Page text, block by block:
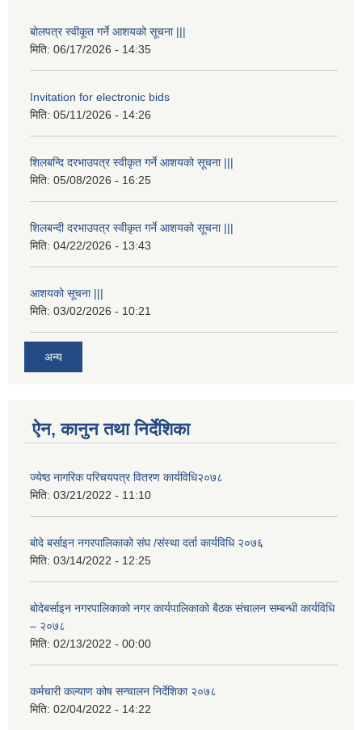
बोलपत्र स्वीकूत गर्ने आशयको सूचना |||
मिति: 06/17/2026 - 14:35
Invitation for electronic bids
मिति: 05/11/2026 - 14:26
शिलबन्दि दरभाउपत्र स्वीकृत गर्ने आशयको सूचना |||
मिति: 05/08/2026 - 16:25
शिलबन्दी दरभाउपत्र स्वीकृत गर्ने आशयको सूचना |||
मिति: 04/22/2026 - 13:43
आशयको सूचना |||
मिति: 03/02/2026 - 10:21
अन्य
ऐन, कानुन तथा निर्देशिका
ज्येष्ठ नागरिक परिचयपत्र वितरण कार्यविधि२०७८
मिति: 03/21/2022 - 11:10
बोदे बर्साइन नगरपालिकाको संघ /संस्था दर्ता कार्यविधि २०७६
मिति: 03/14/2022 - 12:25
बोदेबर्साइन नगरपालिकाको नगर कार्यपालिकाको बैठक संचालन सम्बन्धी कार्यविधि
– २०७८
मिति: 02/13/2022 - 00:00
कर्मचारी कल्याण कोष सन्चालन निर्देशिका २०७८
मिति: 02/04/2022 - 14:22